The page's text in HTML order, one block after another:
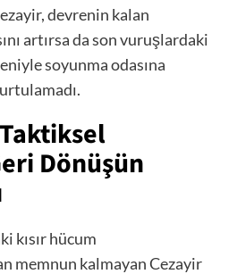
devrenin kalan
artırsa da son vuruşlardaki
soyunma odasına
Dönüşün
kısır hücum
memnun kalmayan Cezayir